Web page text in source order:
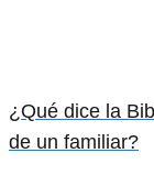
¿Qué dice la
de un familiar?